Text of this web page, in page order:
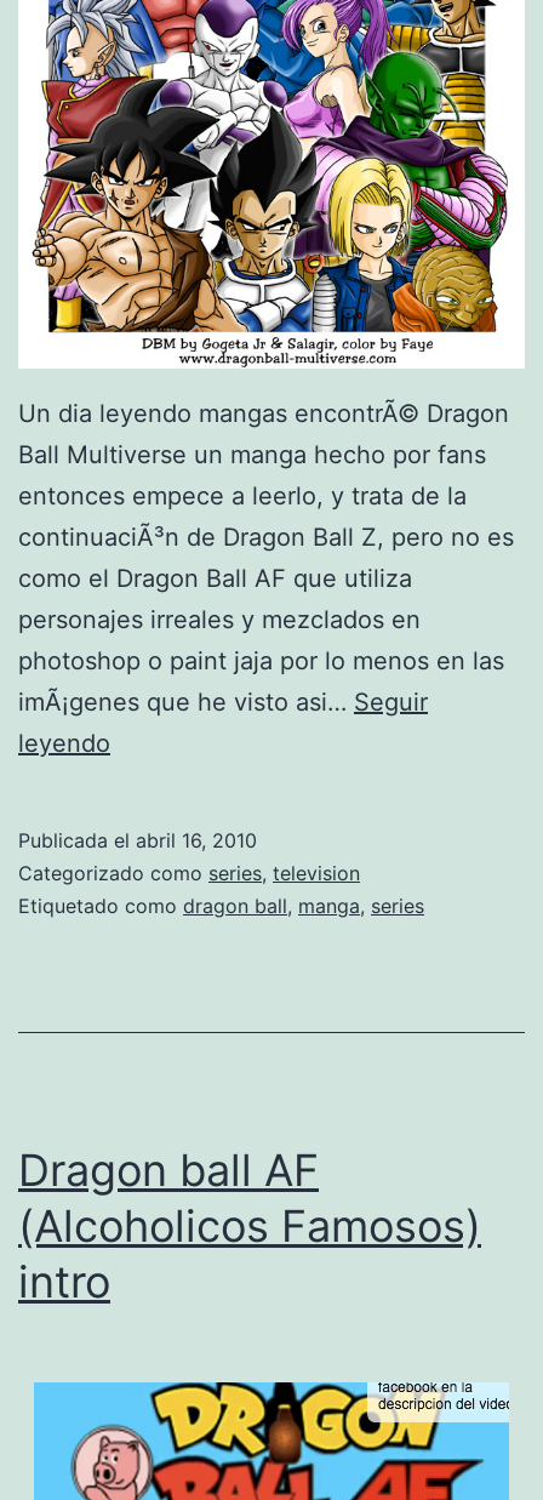
s
Un dia leyendo mangas encontrÃ© Dragon
Ball Multiverse un manga hecho por fans
entonces empece a leerlo, y trata de la
continuaciÃ³n de Dragon Ball Z, pero no es
como el Dragon Ball AF que utiliza
personajes irreales y mezclados en
photoshop o paint jaja por lo menos en las
imÃ¡genes que he visto asi… Seguir
leyendo
g
o
a
u
l
r
s
Publicada el abril 16, 2010
Categorizado como series, television
Etiquetado como dragon ball, manga, series
Dragon ball AF
(Alcoholicos Famosos)
intro